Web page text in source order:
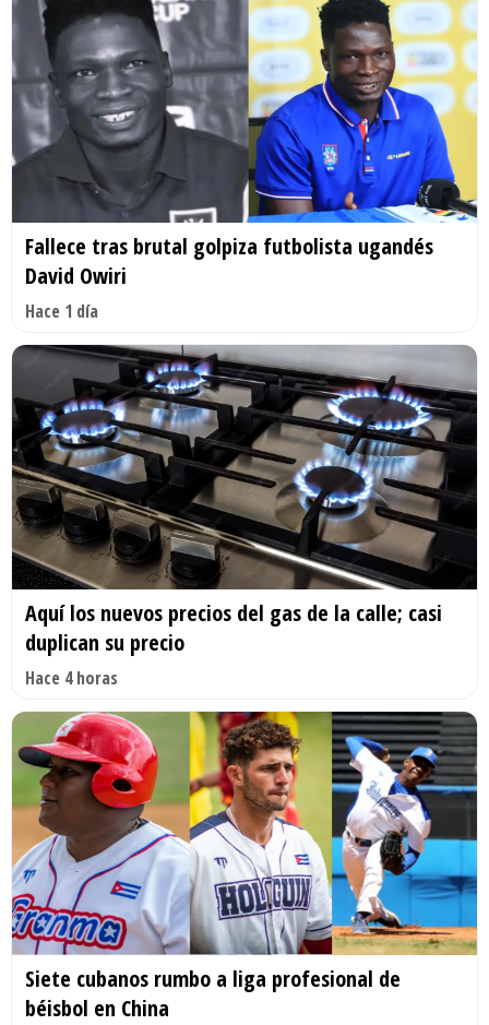
Fallece tras brutal golpiza futbolista ugandés
David Owiri
Hace 1 día
Aquí los nuevos precios del gas de la calle; casi
duplican su precio
Hace 4 horas
Siete cubanos rumbo a liga profesional de
béisbol en China